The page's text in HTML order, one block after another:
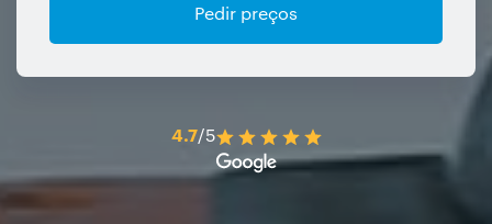
Pedir preços
4.7/5